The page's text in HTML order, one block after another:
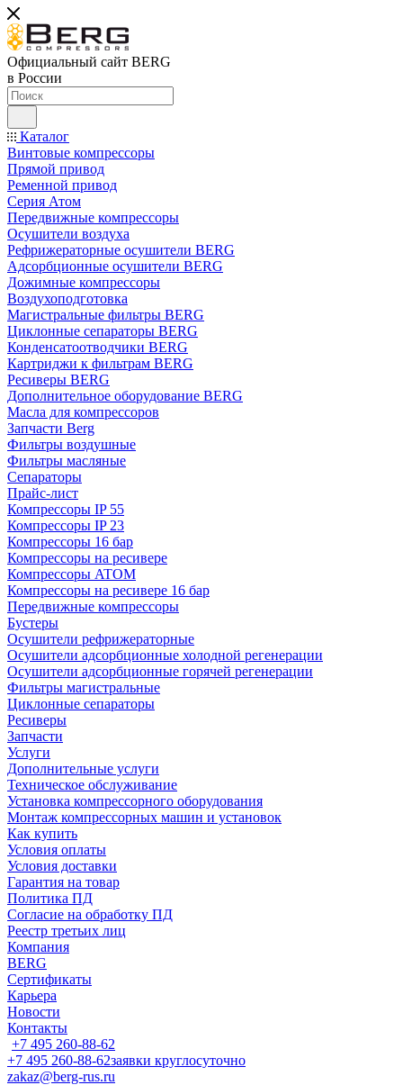
Официальный сайт BERG
в России
Каталог
Винтовые компрессоры
Прямой привод
Ременной привод
Серия Атом
Передвижные компрессоры
Осушители воздуха
Рефрижераторные осушители BERG
Адсорбционные осушители BERG
Дожимные компрессоры
Воздухоподготовка
Магистральные фильтры BERG
Циклонные сепараторы BERG
Конденсатоотводчики BERG
Картриджи к фильтрам BERG
Ресиверы BERG
Дополнительное оборудование BERG
Масла для компрессоров
Запчасти Berg
Фильтры воздушные
Фильтры масляные
Сепараторы
Прайс-лист
Компрессоры IP 55
Компрессоры IP 23
Компрессоры 16 бар
Компрессоры на ресивере
Компрессоры ATOM
Компрессоры на ресивере 16 бар
Передвижные компрессоры
Бустеры
Осушители рефрижераторные
Осушители адсорбционные холодной регенерации
Осушители адсорбционные горячей регенерации
Фильтры магистральные
Циклонные сепараторы
Ресиверы
Запчасти
Услуги
Дополнительные услуги
Техническое обслуживание
Установка компрессорного оборудования
Монтаж компрессорных машин и установок
Как купить
Условия оплаты
Условия доставки
Гарантия на товар
Политика ПД
Согласие на обработку ПД
Реестр третьих лиц
Компания
BERG
Сертификаты
Карьера
Новости
Контакты
+7 495 260-88-62
+7 495 260-88-62заявки круглосуточно
zakaz@berg-rus.ru